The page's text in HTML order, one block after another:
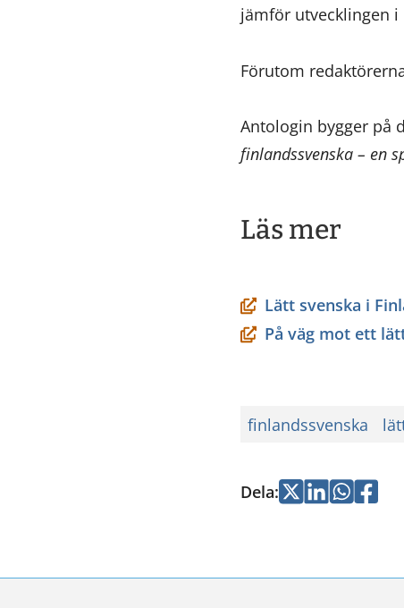
jämför utvecklingen i
Förutom
Antologin bygger på
finlandssvenska – en
Läs mer
Lätt svenska i
På väg mot ett
finlandssvenska
Dela:Jaa Jaa Jaa Jaa